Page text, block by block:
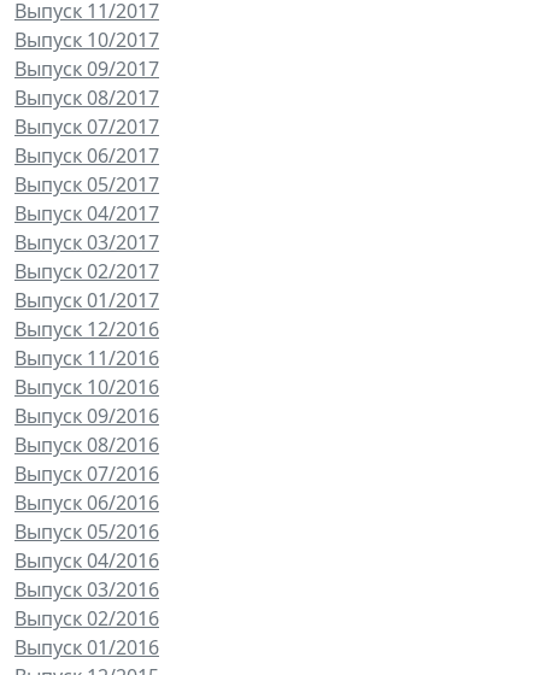
Выпуск 11/2017
Выпуск 10/2017
Выпуск 09/2017
Выпуск 08/2017
Выпуск 07/2017
Выпуск 06/2017
Выпуск 05/2017
Выпуск 04/2017
Выпуск 03/2017
Выпуск 02/2017
Выпуск 01/2017
Выпуск 12/2016
Выпуск 11/2016
Выпуск 10/2016
Выпуск 09/2016
Выпуск 08/2016
Выпуск 07/2016
Выпуск 06/2016
Выпуск 05/2016
Выпуск 04/2016
Выпуск 03/2016
Выпуск 02/2016
Выпуск 01/2016